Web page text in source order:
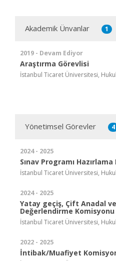
Akademik Ünvanlar 1
2019 - Devam Ediyor
Araştırma Görevlisi
İstanbul Ticaret Üniversitesi,
Yönetimsel Görevler 4
2024 - 2025
Sınav Programı
İstanbul Ticaret Üniversitesi,
2024 - 2025
Yatay geçiş, Çift Anadal
Değerlendirme Komisyonu
İstanbul Ticaret Üniversitesi,
2022 - 2025
İntibak/Muafiyet